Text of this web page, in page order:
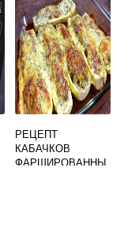
РЕЦЕПТ
КАБАЧКОВ
ФАРШИРОВАННЫ